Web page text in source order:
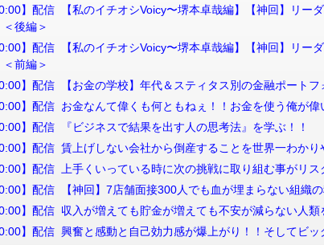
】配信 【私のイチオシVoicy〜堺本卓哉編】【神回】リー
後編＞
】配信 【私のイチオシVoicy〜堺本卓哉編】【神回】リー
前編＞
】配信 【お金の学校】年代＆スティタス別の金融ポートフ
】配信 お金なんて偉くも何ともねぇ！！お金を使う俺が偉
】配信 『ビジネスで結果を出す人の思考法』を学ぶ！！
】配信 賃上げしない会社から倒産することを世界一わかり
】配信 上手くいっている時に次の挑戦に取り組む事がリス
】配信 【神回】7店舗面接300人でも血が埋まらない組織の
】配信 収入が増えても貯金が増えても不安が減らない人類
】配信 興奮と感動と自己効力感が爆上がり！！そしてビッ